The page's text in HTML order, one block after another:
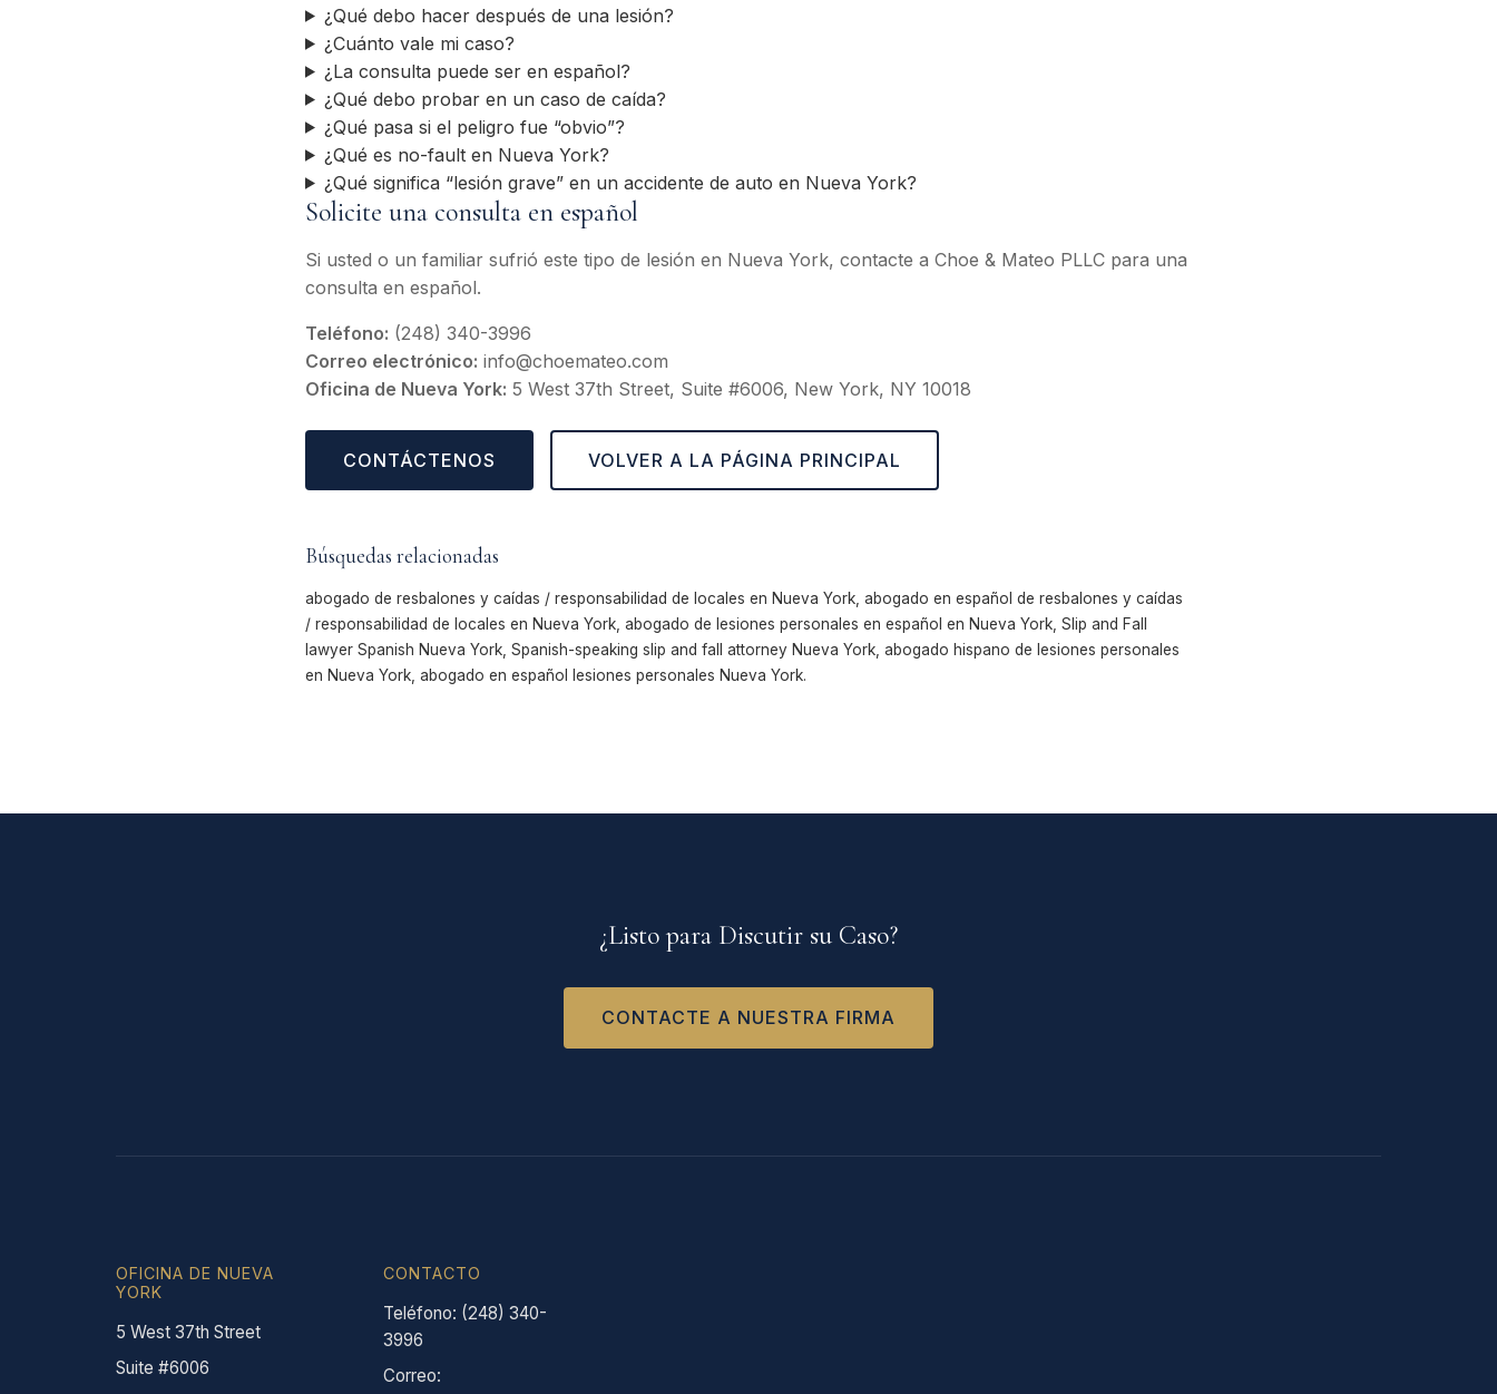
¿Qué debo hacer después de una lesión?
¿Cuánto vale mi caso?
¿La consulta puede ser en español?
¿Qué debo probar en un caso de caída?
¿Qué pasa si el peligro fue “obvio”?
¿Qué es no-fault en Nueva York?
¿Qué significa “lesión grave” en un accidente de auto en Nueva York?
Solicite una consulta en español
Si usted o un familiar sufrió este tipo de lesión en Nueva York, contacte a Choe & Mateo PLLC para una
consulta en español.
Teléfono: (248) 340-3996
Correo electrónico: info@choemateo.com
Oficina de Nueva York: 5 West 37th Street, Suite #6006, New York, NY 10018
CONTÁCTENOS VOLVER A LA PÁGINA PRINCIPAL
Búsquedas relacionadas
abogado de resbalones y caídas / responsabilidad de locales en Nueva York, abogado en español de resbalones y caídas
/ responsabilidad de locales en Nueva York, abogado de lesiones personales en español en Nueva York, Slip and Fall
lawyer Spanish Nueva York, Spanish-speaking slip and fall attorney Nueva York, abogado hispano de lesiones personales
en Nueva York, abogado en español lesiones personales Nueva York.
¿Listo para Discutir su Caso?
CONTACTE A NUESTRA FIRMA
OFICINA DE NUEVA
YORK
5 West 37th Street
Suite #6006
CONTACTO
Teléfono: (248) 340-
3996
Correo: